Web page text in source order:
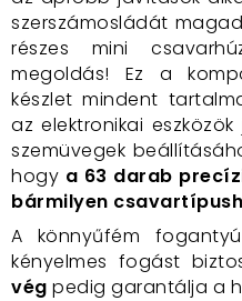
szerszámosládát
részes mini
megoldás! Ez a
készlet mindent
az elektronikai
szemüvegek
hogy a 63 darab
bármilyen
A könnyűfém
kényelmes fogást
vég pedig garantálja a